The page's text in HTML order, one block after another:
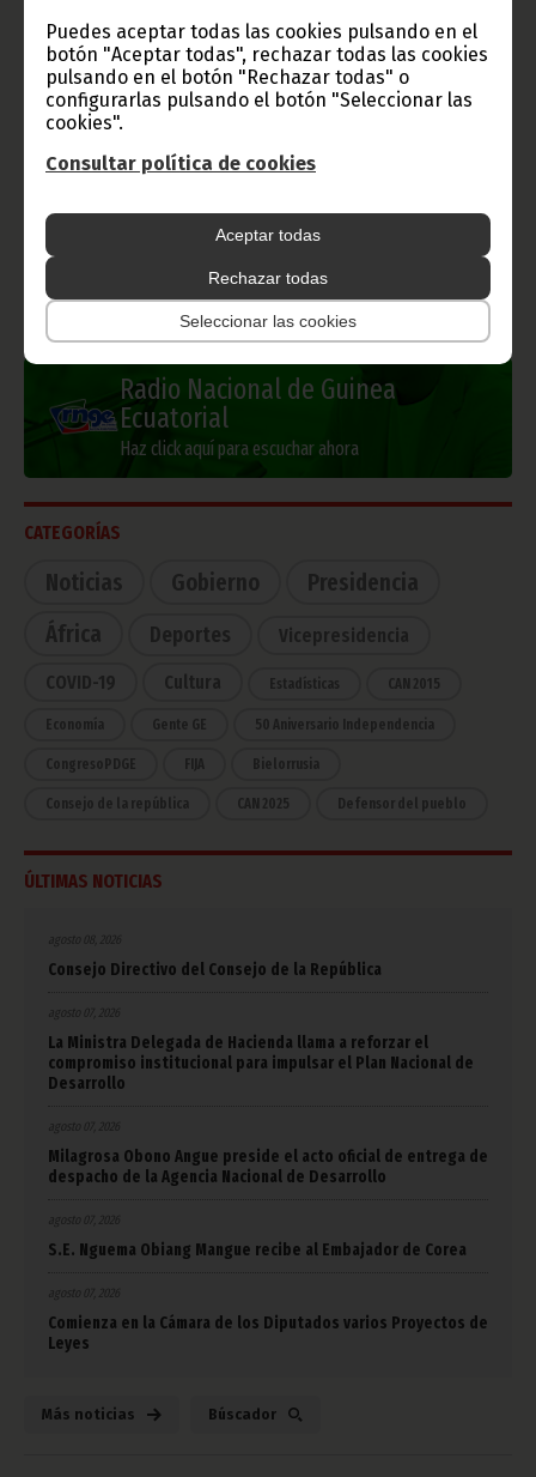
Puedes aceptar todas las cookies pulsando en el
botón "Aceptar todas", rechazar todas las cookies
pulsando en el botón "Rechazar todas" o
configurarlas pulsando el botón "Seleccionar las
cookies".
Consultar política de cookies
Aceptar todas
Rechazar todas
Seleccionar las cookies
Gobierno e Instituciones
Información de Guinea Ecuatorial
Radio Nacional de Guinea
Ecuatorial
Haz click aquí para escuchar ahora
CATEGORÍAS
Noticias Gobierno
Presidencia
África
Deportes Vicepresidencia
COVID-19 Cultura Estadísticas CAN 2015
Economía Gente GE 50 Aniversario Independencia
CongresoPDGE FIJA Bielorrusia
Consejo de la república CAN 2025 Defensor del pueblo
ÚLTIMAS NOTICIAS
agosto 08, 2026
Consejo Directivo del Consejo de la República
agosto 07, 2026
La Ministra Delegada de Hacienda llama a reforzar el
compromiso institucional para impulsar el Plan Nacional de
Desarrollo
agosto 07, 2026
Milagrosa Obono Angue preside el acto oficial de entrega de
despacho de la Agencia Nacional de Desarrollo
agosto 07, 2026
S.E. Nguema Obiang Mangue recibe al Embajador de Corea
agosto 07, 2026
Comienza en la Cámara de los Diputados varios Proyectos de
Leyes
Más noticias Búscador